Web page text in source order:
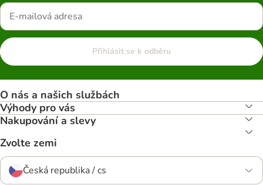
Přihlásit se k odběru
O nás a našich službách
Výhody pro vás
Nakupování a slevy
Zvolte zemi
Česká republika / cs